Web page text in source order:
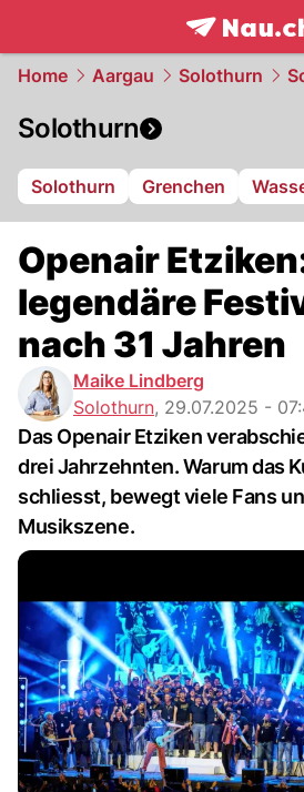
frontpage.
Home Aargau Solothurn
Solothurn
Solothurn Grenchen
Openair
legendäre
nach 31 Jahren
Maike Lindberg
Solothurn, 29.07.2025 -
Das Openair Etziken
drei Jahrzehnten. Warum das
schliesst, bewegt viele Fans
Musikszene.